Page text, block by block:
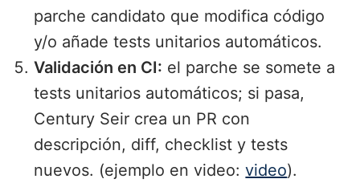
parche candidato que modifica código
y/o añade tests unitarios automáticos.
Validación en CI: el parche se somete a
tests unitarios automáticos; si pasa,
Century Seir crea un PR con
descripción, diff, checklist y tests
nuevos. (ejemplo en video:video).